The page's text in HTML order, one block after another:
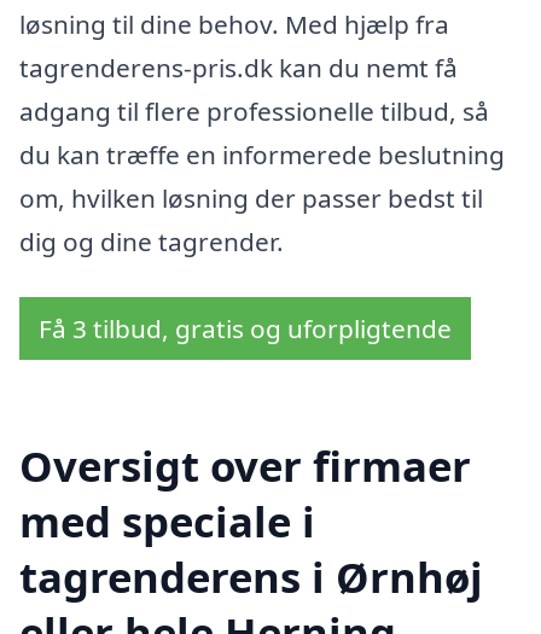
løsning til dine behov. Med hjælp fra
tagrenderens-pris.dk kan du nemt få
adgang til flere professionelle tilbud, så
du kan træffe en informerede beslutning
om, hvilken løsning der passer bedst til
dig og dine tagrender.
Få 3 tilbud, gratis og uforpligtende
Oversigt over firmaer
med speciale i
tagrenderens i Ørnhøj